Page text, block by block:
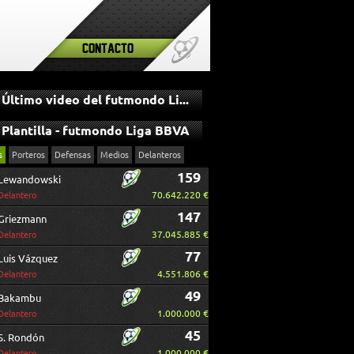
Contacto
Último video del futmondo Liga BBVA
Plantilla - futmondo Liga BBVA
Porteros Defensas Medios Delanteros
159
70.642.220 €
147
37.045.885 €
Vázquez 77
4.551.806 €
49
1.000.000 €
Rondón 45